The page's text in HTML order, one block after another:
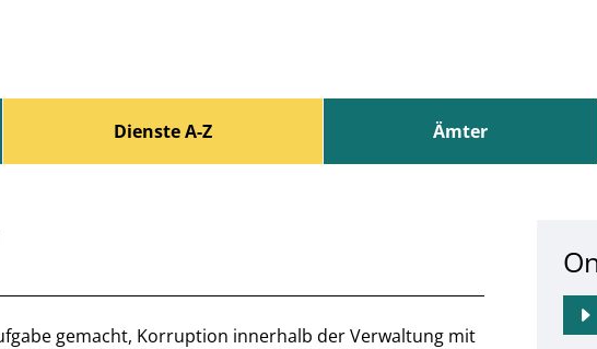
Dienste A-Z Ämter
gemacht, Korruption innerhalb der Verwaltung mit